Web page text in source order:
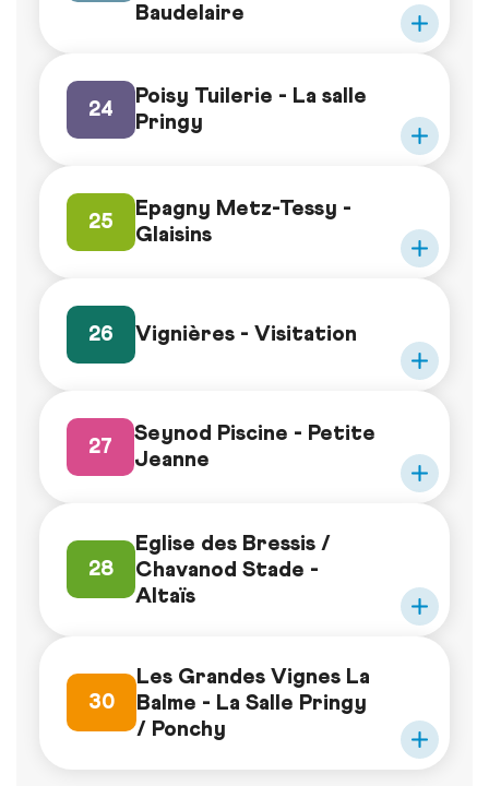
Baudelaire
24
Poisy Tuilerie - La salle
Pringy
25
Epagny Metz-Tessy -
Glaisins
26 Vignières - Visitation
27
Seynod Piscine - Petite
Jeanne
28
Eglise des Bressis /
Chavanod Stade -
Altaïs
30
Les Grandes Vignes La
Balme - La Salle Pringy
/ Ponchy